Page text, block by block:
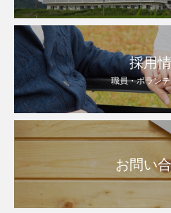
採用
職員・ボラン
お問い